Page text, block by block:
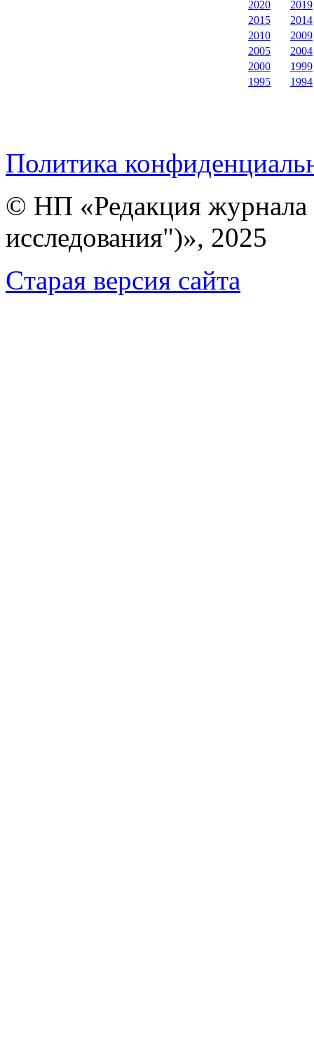
2020
2019
2015
2014
2010
2009
2005
2004
2000
1999
1995
1994
Политика
© НП «Редакция
исследования")», 2025
Cтарая версия сайта